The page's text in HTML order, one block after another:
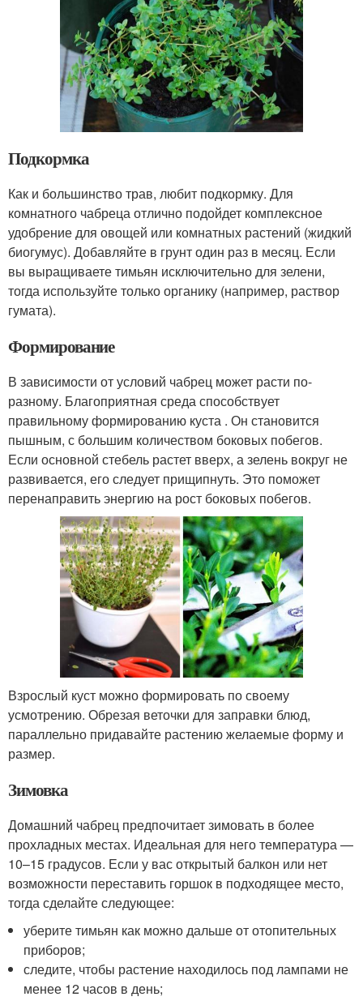
Подкормка
Как и большинство трав, любит подкормку. Для
комнатного чабреца отлично подойдет комплексное
удобрение для овощей или комнатных растений (жидкий
биогумус). Добавляйте в грунт один раз в месяц. Если
вы выращиваете тимьян исключительно для зелени,
тогда используйте только органику (например, раствор
гумата).
Формирование
В зависимости от условий чабрец может расти по-
разному. Благоприятная среда способствует
правильному формированию куста . Он становится
пышным, с большим количеством боковых побегов.
Если основной стебель растет вверх, а зелень вокруг не
развивается, его следует прищипнуть. Это поможет
перенаправить энергию на рост боковых побегов.
Взрослый куст можно формировать по своему
усмотрению. Обрезая веточки для заправки блюд,
параллельно придавайте растению желаемые форму и
размер.
Зимовка
Домашний чабрец предпочитает зимовать в более
прохладных местах. Идеальная для него температура —
10–15 градусов. Если у вас открытый балкон или нет
возможности переставить горшок в подходящее место,
тогда сделайте следующее:
уберите тимьян как можно дальше от отопительных
приборов;
следите, чтобы растение находилось под лампами не
менее 12 часов в день;